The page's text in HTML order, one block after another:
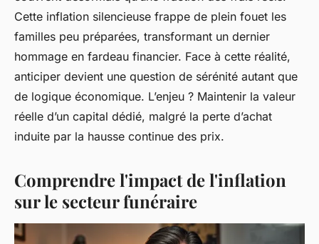
Cette inflation silencieuse frappe de plein fouet les
familles peu préparées, transformant un dernier
hommage en fardeau financier. Face à cette réalité,
anticiper devient une question de sérénité autant que
de logique économique. L’enjeu ? Maintenir la valeur
réelle d’un capital dédié, malgré la perte d’achat
induite par la hausse continue des prix.
Comprendre l'impact de l'inflation
sur le secteur funéraire